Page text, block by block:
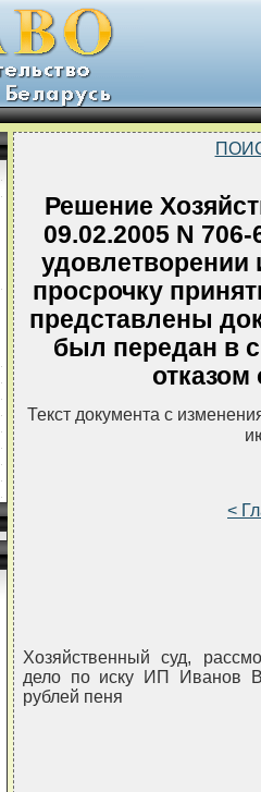
Решение
09.02.2005 N
удовлетворении
просрочку
представлены
был передан в
отказом
Текст документа с
<
Хозяйственный суд,
дело по иску ИП Иванов
рублей пеня